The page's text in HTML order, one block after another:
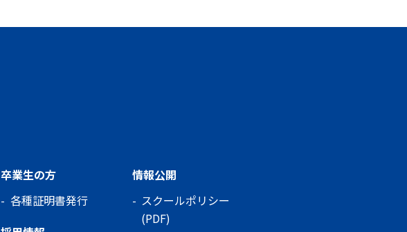
卒業生の方
各種証明書発行
情報公開
スクールポリシー
(PDF)